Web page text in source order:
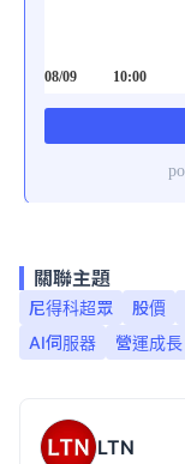
關聯主題
尼得科超眾 股價
AI伺服器
營運成長
LTN